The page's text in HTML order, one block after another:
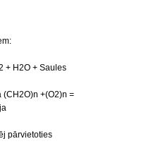
+ H2O + Saules
(CH2O)n +(O2)n =
pārvietoties